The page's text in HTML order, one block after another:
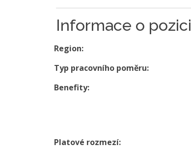
Informace o pozici
Region:
Typ pracovního poměru:
Benefity:
Platové rozmezí: